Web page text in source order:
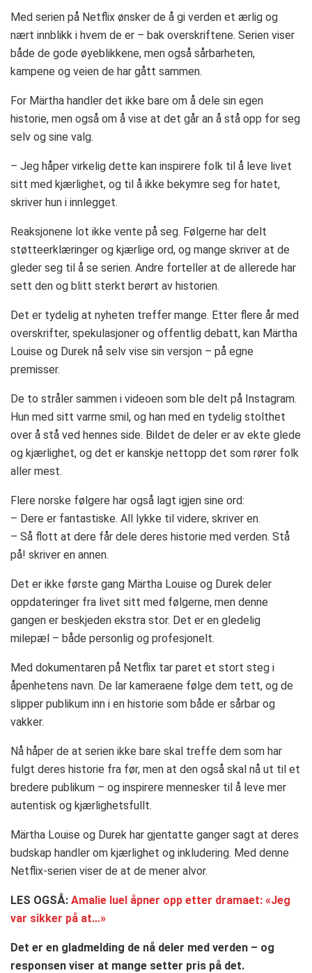
Med serien på Netflix ønsker de å gi verden et ærlig og
nært innblikk i hvem de er – bak overskriftene. Serien viser
både de gode øyeblikkene, men også sårbarheten,
kampene og veien de har gått sammen.
For Märtha handler det ikke bare om å dele sin egen
historie, men også om å vise at det går an å stå opp for seg
selv og sine valg.
– Jeg håper virkelig dette kan inspirere folk til å leve livet
sitt med kjærlighet, og til å ikke bekymre seg for hatet,
skriver hun i innlegget.
Reaksjonene lot ikke vente på seg. Følgerne har delt
støtteerklæringer og kjærlige ord, og mange skriver at de
gleder seg til å se serien. Andre forteller at de allerede har
sett den og blitt sterkt berørt av historien.
Det er tydelig at nyheten treffer mange. Etter flere år med
overskrifter, spekulasjoner og offentlig debatt, kan Märtha
Louise og Durek nå selv vise sin versjon – på egne
premisser.
De to stråler sammen i videoen som ble delt på Instagram.
Hun med sitt varme smil, og han med en tydelig stolthet
over å stå ved hennes side. Bildet de deler er av ekte glede
og kjærlighet, og det er kanskje nettopp det som rører folk
aller mest.
Flere norske følgere har også lagt igjen sine ord:
– Dere er fantastiske. All lykke til videre, skriver en.
– Så flott at dere får dele deres historie med verden. Stå
på! skriver en annen.
Det er ikke første gang Märtha Louise og Durek deler
oppdateringer fra livet sitt med følgerne, men denne
gangen er beskjeden ekstra stor. Det er en gledelig
milepæl – både personlig og profesjonelt.
Med dokumentaren på Netflix tar paret et stort steg i
åpenhetens navn. De lar kameraene følge dem tett, og de
slipper publikum inn i en historie som både er sårbar og
vakker.
Nå håper de at serien ikke bare skal treffe dem som har
fulgt deres historie fra før, men at den også skal nå ut til et
bredere publikum – og inspirere mennesker til å leve mer
autentisk og kjærlighetsfullt.
Märtha Louise og Durek har gjentatte ganger sagt at deres
budskap handler om kjærlighet og inkludering. Med denne
Netflix-serien viser de at de mener alvor.
LES OGSÅ: Amalie Iuel åpner opp etter dramaet: «Jeg
var sikker på at…»
Det er en gladmelding de nå deler med verden – og
responsen viser at mange setter pris på det.